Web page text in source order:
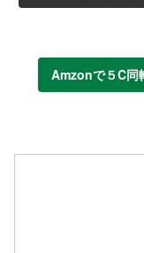
Amzonで５C同